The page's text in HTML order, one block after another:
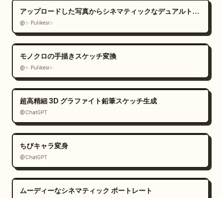
アップロードした写真からシネマティックなデュアルトーンポートレートを作成
@✨ Pulikesi✨
モノクロの手描きスケッチ変換
@✨ Pulikesi✨
超高精細 3D グラファイト鉛筆スケッチ生成
@ChatGPT
ちびキャラ変身
@ChatGPT
ムーディーなシネマティック ポートレート